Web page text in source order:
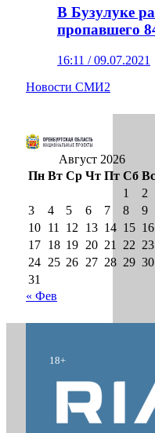
В Бузулуке
пропавшего
16:11 / 09.07.2021
Новости СМИ2
Август 2026
Пн Вт Ср Чт Пт Сб Вс
1
2
3
4 5 6 7 8
9
10 11 12 13 14 15 16
17 18 19 20 21 22 23
24 25 26 27 28 29 30
31
« Фев
18+